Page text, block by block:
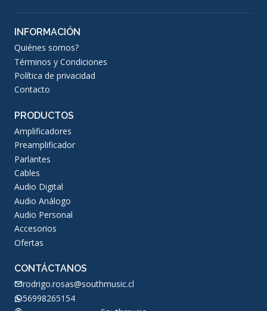
INFORMACIÓN
Quiénes somos?
Términos y Condiciones
Política de privacidad
Contacto
PRODUCTOS
Amplificadores
Preamplificador
Parlantes
Cables
Audio Digital
Audio Análogo
Audio Personal
Accesorios
Ofertas
CONTÁCTANOS
rodrigo.rosas@southmusic.cl
56998265154